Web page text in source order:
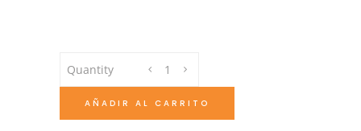
mar
quantity
Quantity
AÑADIR AL CARRITO